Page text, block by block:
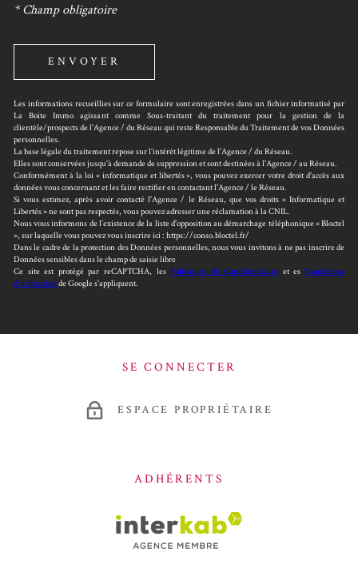
* Champ obligatoire
ENVOYER
Les informations recueillies sur ce formulaire sont enregistrées dans un fichier informatisé par
La Boite Immo agissant comme Sous-traitant du traitement pour la gestion de la
clientèle/prospects de l'Agence / du Réseau qui reste Responsable du Traitement de vos Données
personnelles.
La base légale du traitement repose sur l’intérêt légitime de l'Agence / du Réseau.
Elles sont conservées jusqu'à demande de suppression et sont destinées à l'Agence / au Réseau.
Conformément à la loi « informatique et libertés », vous pouvez exercer votre droit d'accès aux
données vous concernant et les faire rectifier en contactant l'Agence / le Réseau.
Si vous estimez, après avoir contacté l'Agence / le Réseau, que vos droits « Informatique et
Libertés » ne sont pas respectés, vous pouvez adresser une réclamation à la CNIL.
Nous vous informons de l’existence de la liste d'opposition au démarchage téléphonique « Bloctel
», sur laquelle vous pouvez vous inscrire ici : https://conso.bloctel.fr/
Dans le cadre de la protection des Données personnelles, nous vous invitons à ne pas inscrire de
Données sensibles dans le champ de saisie libre
Ce site est protégé par reCAPTCHA, lesPolitiques de Confidentialité et esConditions
d'utilisationde Google s'appliquent.
SE CONNECTER
ESPACE PROPRIÉTAIRE
ADHÉRENTS